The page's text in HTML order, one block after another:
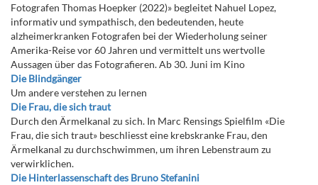
Fotografen Thomas Hoepker (2022)» begleitet Nahuel Lopez,
informativ und sympathisch, den bedeutenden, heute
alzheimerkranken Fotografen bei der Wiederholung seiner
Amerika-Reise vor 60 Jahren und vermittelt uns wertvolle
Aussagen über das Fotografieren. Ab 30. Juni im Kino
Die Blindgänger
Um andere verstehen zu lernen
Die Frau, die sich traut
Durch den Ärmelkanal zu sich. In Marc Rensings Spielfilm «Die
Frau, die sich traut» beschliesst eine krebskranke Frau, den
Ärmelkanal zu durchschwimmen, um ihren Lebenstraum zu
verwirklichen.
Die Hinterlassenschaft des Bruno Stefanini